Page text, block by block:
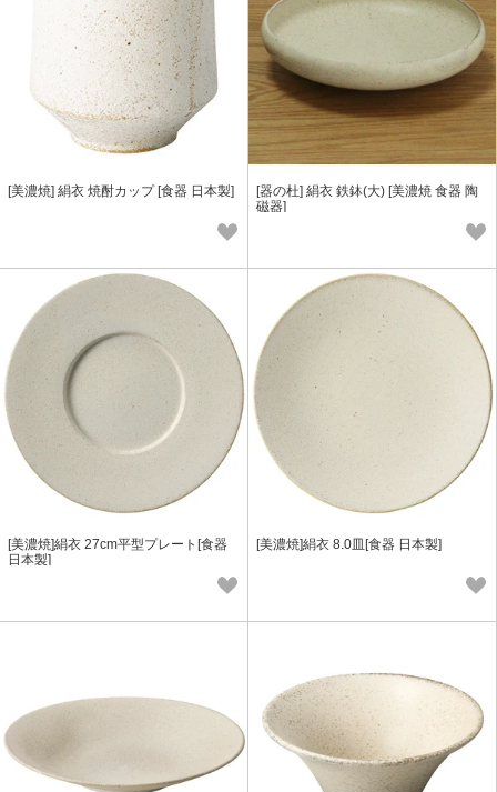
[美濃焼] 絹衣 焼酎カップ [食器 日本製]
[器の杜] 絹衣 鉄鉢(大) [美濃焼 食器 陶
磁器]
[美濃焼]絹衣 27cm平型プレート[食器
日本製]
[美濃焼]絹衣 8.0皿[食器 日本製]